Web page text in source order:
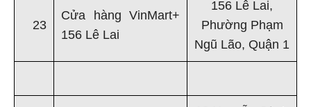
23
Cửa hàng VinMart+
156 Lê Lai
156 Lê Lai,
Phường Phạm
Ngũ Lão, Quận 1